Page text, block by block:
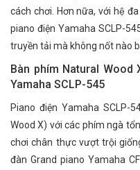
cách chơi. Hơn nữa, với hệ
piano điện Yamaha SCLP-
truyền tải mà không nốt nào
Bàn phím Natural Wood
Yamaha SCLP-545
Piano điện Yamaha SCLP-
Wood X) với các phím ngà
chơi chân thực vượt trội
đàn Grand piano Yamaha